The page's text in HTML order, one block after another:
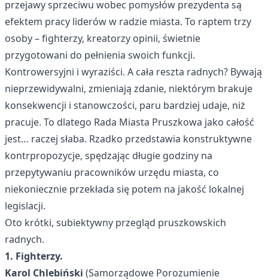
przejawy sprzeciwu wobec pomysłów prezydenta są
efektem pracy liderów w radzie miasta. To raptem trzy
osoby – fighterzy, kreatorzy opinii, świetnie
przygotowani do pełnienia swoich funkcji.
Kontrowersyjni i wyraziści. A cała reszta radnych? Bywają
nieprzewidywalni, zmieniają zdanie, niektórym brakuje
konsekwencji i stanowczości, paru bardziej udaje, niż
pracuje. To dlatego Rada Miasta Pruszkowa jako całość
jest… raczej słaba. Rzadko przedstawia konstruktywne
kontrpropozycje, spędzając długie godziny na
przepytywaniu pracowników urzędu miasta, co
niekoniecznie przekłada się potem na jakość lokalnej
legislacji.
Oto krótki, subiektywny przegląd pruszkowskich
radnych.
1. Fighterzy.
Karol Chlebiński (Samorządowe Porozumienie